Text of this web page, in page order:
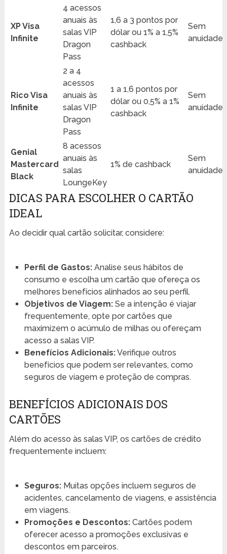
XP Visa
Infinite
4 acessos
anuais às
salas VIP
Dragon
Pass
1,6 a 3 pontos por
dólar ou 1% a 1,5%
cashback
Sem
anuidade
Rico Visa
Infinite
2 a 4
acessos
anuais às
salas VIP
Dragon
Pass
1 a 1,6 pontos por
dólar ou 0,5% a 1%
cashback
Sem
anuidade
Genial
Mastercard
Black
8 acessos
anuais às
salas
LoungeKey
1% de cashback
Sem
anuidade
DICAS PARA ESCOLHER O CARTÃO
IDEAL
Ao decidir qual cartão solicitar, considere:
Perfil de Gastos:Analise seus hábitos de
consumo e escolha um cartão que ofereça os
melhores benefícios alinhados ao seu perfil.
Objetivos de Viagem:Se a intenção é viajar
frequentemente, opte por cartões que
maximizem o acúmulo de milhas ou ofereçam
acesso a salas VIP.
Benefícios Adicionais:Verifique outros
benefícios que podem ser relevantes, como
seguros de viagem e proteção de compras.
BENEFÍCIOS ADICIONAIS DOS
CARTÕES
Além do acesso às salas VIP, os cartões de crédito
frequentemente incluem:
Seguros:Muitas opções incluem seguros de
acidentes, cancelamento de viagens, e assistência
em viagens.
Promoções e Descontos:Cartões podem
oferecer acesso a promoções exclusivas e
descontos em parceiros.